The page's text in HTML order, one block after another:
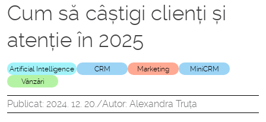
Cum să câștigi clienți și
atenție în 2025
Artificial Intelligence CRM Marketing
MiniCRM
Vânzări
Publicat: 2024. 12. 20./Autor: Alexandra Truța